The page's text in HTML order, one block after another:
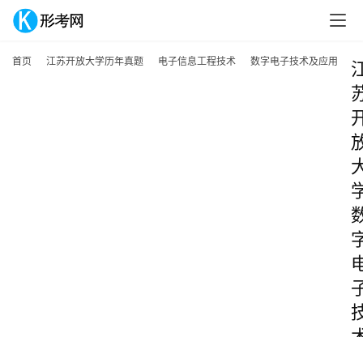
首页 江苏开放大学历年真题 电子信息工程技术 数字电子技术及应用